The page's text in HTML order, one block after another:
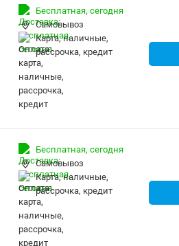
Бесплатная, сегодня
Самовывоз
карта, наличные,
рассрочка, кредит
Бесплатная, сегодня
Самовывоз
карта, наличные,
рассрочка, кредит